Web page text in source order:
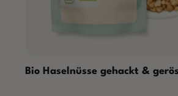
Bio Haselnüsse gehackt &